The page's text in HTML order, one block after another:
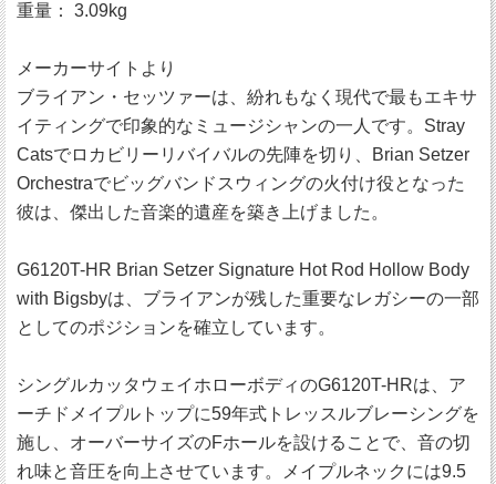
重量： 3.09kg
メーカーサイトより
ブライアン・セッツァーは、紛れもなく現代で最もエキサ
イティングで印象的なミュージシャンの一人です。Stray
Catsでロカビリーリバイバルの先陣を切り、Brian Setzer
Orchestraでビッグバンドスウィングの火付け役となった
彼は、傑出した音楽的遺産を築き上げました。
G6120T-HR Brian Setzer Signature Hot Rod Hollow Body
with Bigsbyは、ブライアンが残した重要なレガシーの一部
としてのポジションを確立しています。
シングルカッタウェイホローボディのG6120T-HRは、ア
ーチドメイプルトップに59年式トレッスルブレーシングを
施し、オーバーサイズのFホールを設けることで、音の切
れ味と音圧を向上させています。メイプルネックには9.5